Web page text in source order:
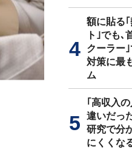
額に貼る
ト｣でも､
クーラー
対策に最
ム
｢高収入
違いだっ
研究で分
にくくな